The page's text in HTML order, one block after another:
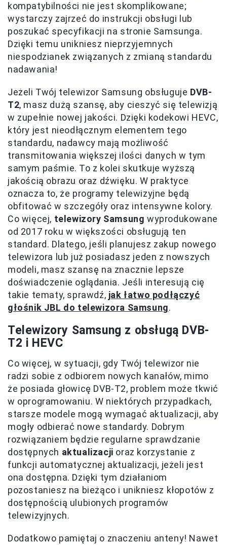
kompatybilności nie jest skomplikowane;
wystarczy zajrzeć do instrukcji obsługi lub
poszukać specyfikacji na stronie Samsunga.
Dzięki temu unikniesz nieprzyjemnych
niespodzianek związanych z zmianą standardu
nadawania!
Jeżeli Twój telewizor Samsung obsługuje DVB-
T2, masz dużą szansę, aby cieszyć się telewizją
w zupełnie nowej jakości. Dzięki kodekowi HEVC,
który jest nieodłącznym elementem tego
standardu, nadawcy mają możliwość
transmitowania większej ilości danych w tym
samym paśmie. To z kolei skutkuje wyższą
jakością obrazu oraz dźwięku. W praktyce
oznacza to, że programy telewizyjne będą
obfitować w szczegóły oraz intensywne kolory.
Co więcej, telewizory Samsung wyprodukowane
od 2017 roku w większości obsługują ten
standard. Dlatego, jeśli planujesz zakup nowego
telewizora lub już posiadasz jeden z nowszych
modeli, masz szansę na znacznie lepsze
doświadczenie oglądania. Jeśli interesują cię
takie tematy, sprawdź, jak łatwo podłączyć
głośnik JBL do telewizora Samsung.
Telewizory Samsung z obsługą DVB-
T2 i HEVC
Co więcej, w sytuacji, gdy Twój telewizor nie
radzi sobie z odbiorem nowych kanałów, mimo
że posiada głowicę DVB-T2, problem może tkwić
w oprogramowaniu. W niektórych przypadkach,
starsze modele mogą wymagać aktualizacji, aby
mogły odbierać nowe standardy. Dobrym
rozwiązaniem będzie regularne sprawdzanie
dostępnych aktualizacji oraz korzystanie z
funkcji automatycznej aktualizacji, jeżeli jest
ona dostępna. Dzięki tym działaniom
pozostaniesz na bieżąco i unikniesz kłopotów z
dostępnością ulubionych programów
telewizyjnych.
Dodatkowo pamiętaj o znaczeniu anteny! Nawet